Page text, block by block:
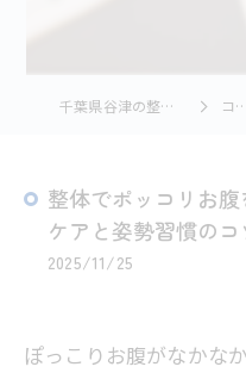
千葉県谷津の整体なら谷津中央整骨院 コラム
整体でポッコリお
ケアと姿勢習慣のコ
2025/11/25
ぽっこりお腹がなかな